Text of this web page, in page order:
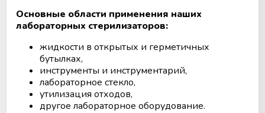
Основные области применения наших
лабораторных стерилизаторов:
жидкости в открытых и герметичных
бутылках,
инструменты и инструментарий,
лабораторное стекло,
утилизация отходов,
другое лабораторное оборудование.